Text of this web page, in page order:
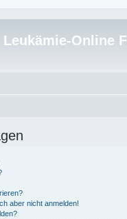
Leukämie-Online
aber nicht anmelden!